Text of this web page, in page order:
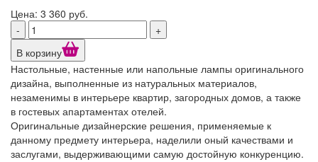
Цена: 3 360 руб.
-
+
В корзину
Настольные, настенные или напольные лампы оригинального
дизайна, выполненные из натуральных материалов,
незаменимы в интерьере квартир, загородных домов, а также
в гостевых апартаментах отелей.
Оригинальные дизайнерские решения, применяемые к
данному предмету интерьера, наделили оный качествами и
заслугами, выдерживающими самую достойную конкуренцию.